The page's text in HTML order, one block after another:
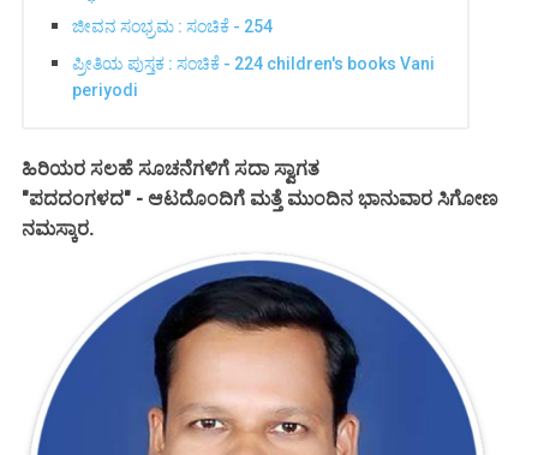
ಜೀವನ ಸಂಭ್ರಮ : ಸಂಚಿಕೆ - 254
ಪ್ರೀತಿಯ ಪುಸ್ತಕ : ಸಂಚಿಕೆ - 224 children's books Vani
periyodi
ಹಿರಿಯರ ಸಲಹೆ ಸೂಚನೆಗಳಿಗೆ ಸದಾ ಸ್ವಾಗತ
"ಪದದಂಗಳದ" - ಆಟದೊಂದಿಗೆ ಮತ್ತೆ ಮುಂದಿನ ಭಾನುವಾರ ಸಿಗೋಣ
ನಮಸ್ಕಾರ.